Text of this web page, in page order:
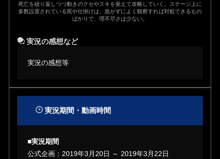
死亡を繰り返しつつ動きのクセやスキを覚えて攻略していく。ステージ上に
多数設置されている罠や仕掛けは、急がずによく観察すれば対処できるもの
ばかりで、理不尽さは少ない。
実況の感想など
実況の感想等
実況期間・動画時間
■実況期間
公式企画： 2019年3月20日 ～ 2019年3月22日